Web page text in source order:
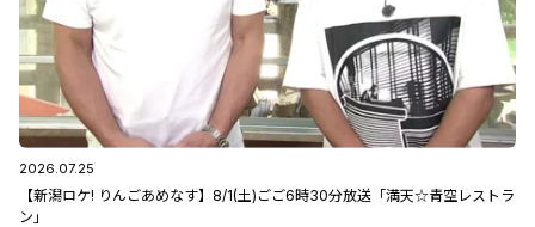
2026.07.25
【新潟ロケ! りんごあめなす】8/1(土)ごご6時30分放送「満天☆青空レストラ
ン」